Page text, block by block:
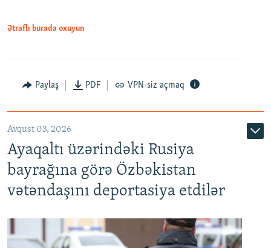
Ətraflı burada oxuyun
Paylaş PDF VPN-siz açmaq
Avqust 03, 2026
Ayaqaltı üzərindəki Rusiya
bayrağına görə Özbəkistan
vətəndaşını deportasiya etdilər